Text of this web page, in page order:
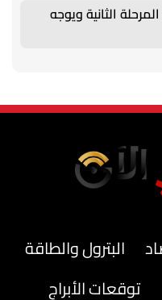
الثانية ويوجه
البترول والطاقة
توقعات الأبراج